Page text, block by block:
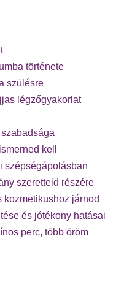
története
szülésre
légzőgyakorlat
kell
szépségápolásban
szeretteid részére
kozmetikushoz járnod
és jótékony hatásai
perc, több öröm